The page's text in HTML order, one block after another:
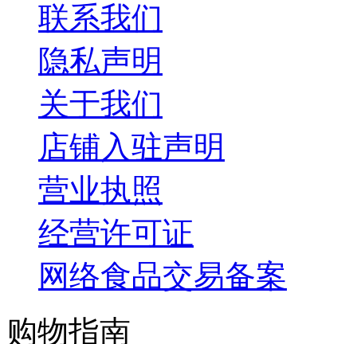
联系我们
隐私声明
关于我们
店铺入驻声明
营业执照
经营许可证
网络食品交易备案
购物指南